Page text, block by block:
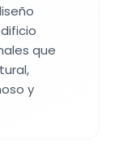
que
y